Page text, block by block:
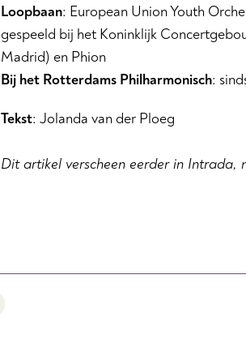
Loopbaan: European Union Youth
gespeeld bij het Koninklijk
Madrid) en Phion
Bij het Rotterdams Philharmonisch:
Tekst: Jolanda van der Ploeg
Dit artikel verscheen eerder in Intrada,